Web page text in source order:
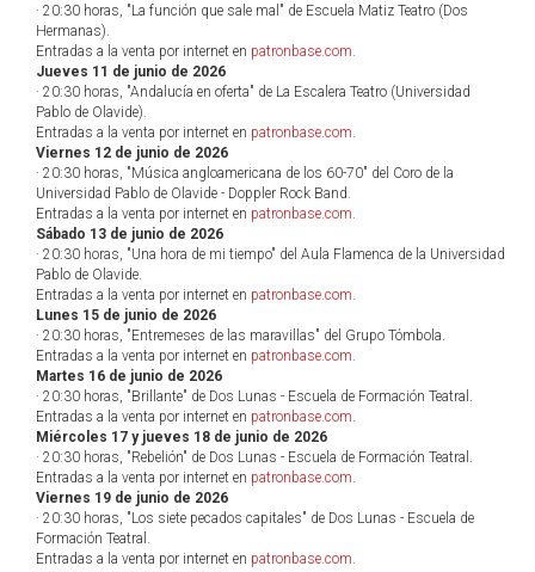
· 20:30 horas, "La función que sale mal" de Escuela Matiz Teatro (Dos
Hermanas).
Entradas a la venta por internet en patronbase.com.
Jueves 11 de junio de 2026
· 20:30 horas, "Andalucía en oferta" de La Escalera Teatro (Universidad
Pablo de Olavide).
Entradas a la venta por internet en patronbase.com.
Viernes 12 de junio de 2026
· 20:30 horas, "Música angloamericana de los 60-70" del Coro de la
Universidad Pablo de Olavide - Doppler Rock Band.
Entradas a la venta por internet en patronbase.com.
Sábado 13 de junio de 2026
· 20:30 horas, "Una hora de mi tiempo" del Aula Flamenca de la Universidad
Pablo de Olavide.
Entradas a la venta por internet en patronbase.com.
Lunes 15 de junio de 2026
· 20:30 horas, "Entremeses de las maravillas" del Grupo Tómbola.
Entradas a la venta por internet en patronbase.com.
Martes 16 de junio de 2026
· 20:30 horas, "Brillante" de Dos Lunas - Escuela de Formación Teatral.
Entradas a la venta por internet en patronbase.com.
Miércoles 17 y jueves 18 de junio de 2026
· 20:30 horas, "Rebelión" de Dos Lunas - Escuela de Formación Teatral.
Entradas a la venta por internet en patronbase.com.
Viernes 19 de junio de 2026
· 20:30 horas, "Los siete pecados capitales" de Dos Lunas - Escuela de
Formación Teatral.
Entradas a la venta por internet en patronbase.com.